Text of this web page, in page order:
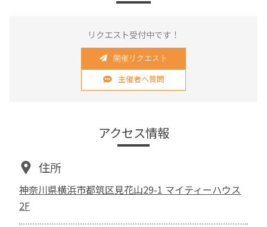
リクエスト受付中です！
開催リクエスト
主催者へ質問
アクセス情報
住所
神奈川県横浜市都筑区見花山29-1 マイティーハウス
2F